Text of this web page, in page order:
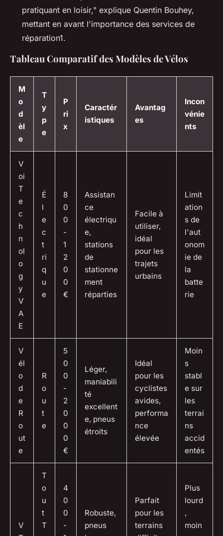
pratiquant en loisir," explique Quentin Bouhey,
mettant en avant l'importance des services de
réparation1.
Tableau Comparatif des Modèles de Vélos
M
o
d
èl
e
T
y
p
e
P
ri
x
Caractér
istiques
Avantag
es
Incon
vénie
nts
V
oi
T
e
c
h
n
ol
o
g
y
V
A
E
É
l
e
c
t
ri
q
u
e
8
0
0
-
1
2
0
0
€
Assistan
ce
électriqu
e,
stations
de
stationne
ment
réparties
Facile à
utiliser,
idéal
pour les
trajets
urbains
Limit
ation
s de
l'aut
onom
ie de
la
batte
rie
V
él
o
d
e
R
o
ut
e
R
o
u
t
e
5
0
0
-
2
0
0
0
€
Léger,
maniabili
té
excellent
e, pneus
étroits
Idéal
pour les
cyclistes
avides,
performa
nce
élevée
Moin
s
stabl
e sur
les
terrai
ns
accid
entés
V
T
o
u
t
T
4
0
0
-
Robuste,
pneus
Parfait
pour les
terrains
Plus
lourd
,
moin